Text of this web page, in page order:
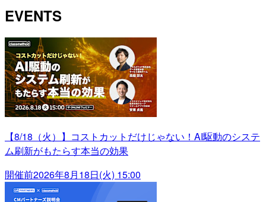
EVENTS
【8/18（火）】コストカットだけじゃない！AI駆動のシステ
ム刷新がもたらす本当の効果
開催前2026年8月18日(火) 15:00